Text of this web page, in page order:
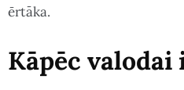
ērtāka.
Kāpēc valodai